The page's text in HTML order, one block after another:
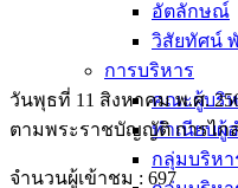
อัตลักษณ์
วิสัยทัศน์
การบริหาร
คณะผู้บริ
ทำเนียบผู้
กลุ่มบริหา
วันพุธที่ 11 สิงหาคม พ.ศ.
ตามพระราชบัญญัติ การไกล่
จำนวนผู้เข้าชม : 697